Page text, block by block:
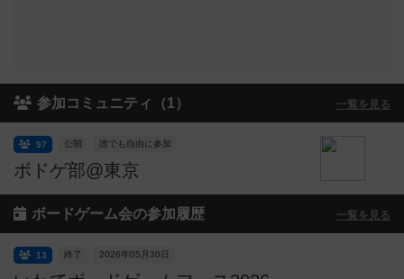
参加コミュニティ（1） 一覧を見る
ボドゲ部@東京
公開 誰でも自由に参加
97
ボードゲーム会の参加履歴 一覧を見る
終了 2026年05月30日
13